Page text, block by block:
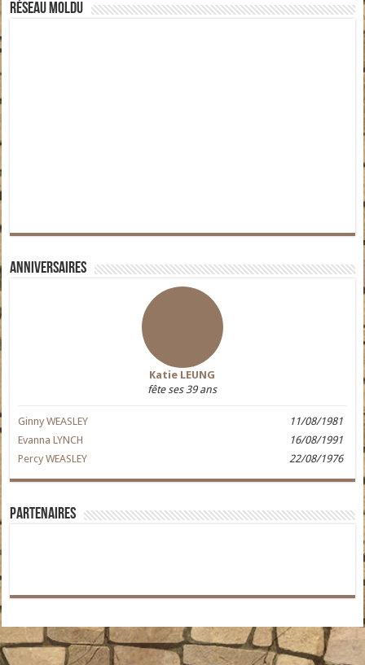
Réseau moldu
Anniversaires
Katie LEUNG
fête ses 39 ans
Ginny WEASLEY
11/08/1981
Evanna LYNCH
16/08/1991
Percy WEASLEY
22/08/1976
Partenaires